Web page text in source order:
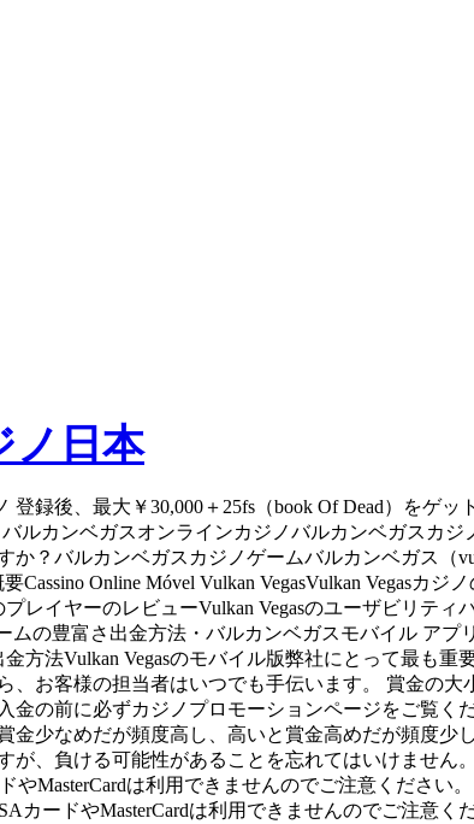
ノ日本
録後、最大￥30,000＋25fs（book Of Dead）をゲッ
ルカンベガスオンラインカジノバルカンベガスカ
？バルカンベガスカジノゲームバルカンベガス（
Cassino Online Móvel Vulkan VegasVulkan Vegasカ
レイヤーのレビューVulkan Vegasのユーザビリテ
ムの豊富さ出金方法・バルカンベガスモバイル ア
方法Vulkan Vegasのモバイル版弊社にとって最も
お客様の担当者はいつでも手伝います。 賞金の大
の前に必ずカジノプロモーションページをご覧く
少なめだが頻度高し、高いと賞金高めだが頻度少
、負ける可能性があることを忘れてはいけません
MasterCardは利用できませんのでご注意ください
カードやMasterCardは利用できませんのでご注意